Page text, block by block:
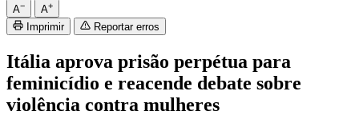
A− A+
Imprimir Reportar erros
Itália aprova prisão perpétua para
feminicídio e reacende debate sobre
violência contra mulheres